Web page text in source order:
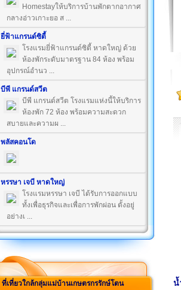
Homestayให้บริการบ้านพักตากอากาศ
กลางอ่าวเกาะยอ ส ...
ยี่ฟ้าแกรนด์ซิตี้
โรงแรมยี่ฟ้าแกรนด์ซิตี้ หาดใหญ่ ด้วย
ห้องพักระดับมาตรฐาน 84 ห้อง พร้อม
อุปกรณ์อำนว ...
บีพี แกรนด์สวีต
บีพี แกรนด์สวีต โรงแรมแห่งนี้ให้บริการ
ห้องพัก 72 ห้อง พร้อมความสะดวก
สบายและความผ ...
พลัสคอนโด
หรรษา เจบี หาดใหญ่
โรงแรมหรรษา เจบี ได้รับการออกแบบ
ทั้งเพื่อธุรกิจและเพื่อการพักผ่อน ตั้งอยู่
อย่างเ ...
ที่เที่ยวใกล้กลุ่มแม่บ้านเกษตรกรรักษ์โตน น้